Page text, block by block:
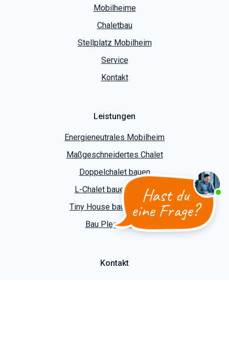
Hast du
eine Frage?
Mobilheime
Chaletbau
Stellplatz Mobilheim
Service
Kontakt
Leistungen
Energieneutrales Mobilheim
Maßgeschneidertes Chalet
Doppelchalet bauen
L-Chalet bauen lassen
Tiny House bauen lassen
Bau Plegeheims
Kontakt